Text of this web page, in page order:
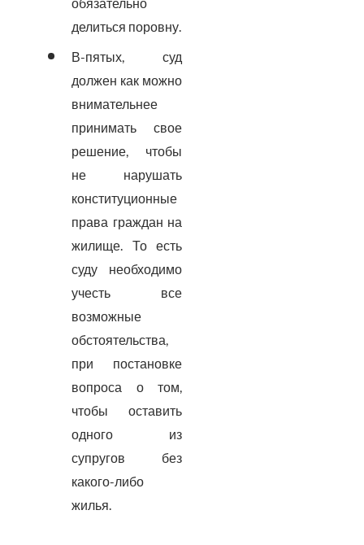
делиться поровну.
В-пятых, суд
должен как можно
внимательнее
принимать свое
решение, чтобы
не нарушать
конституционные
права граждан на
жилище. То есть
суду необходимо
учесть все
возможные
обстоятельства,
при постановке
вопроса о том,
чтобы оставить
одного из
супругов без
какого-либо
жилья.